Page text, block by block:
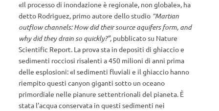
«Il processo di inondazione è regionale, non globale», ha
detto Rodriguez, primo autore dello studio “Martian
outflow channels: How did their source aquifers form, and
why did they drain so quickly?”, pubblicato su Nature
Scientific Report. La prova sta in depositi di ghiaccio e
sedimenti rocciosi risalenti a 450 milioni di anni prima
delle esplosioni: «I sedimenti fluviali e il ghiaccio hanno
riempito questi canyon giganti sotto un oceano
primordiale nelle pianure settentrionali del pianeta. È
stata l’acqua conservata in questi sedimenti nei